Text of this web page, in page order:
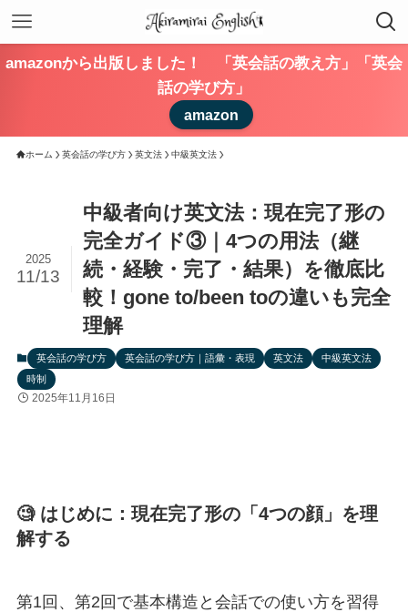
amazonから出版しました！ 「英会話の教え方」「英会
話の学び方」
amazon
ホーム 英会話の学び方 英文法 中級英文法
中級者向け英文法：現在完了形の
完全ガイド③｜4つの用法（継
続・経験・完了・結果）を徹底比
較！gone to/been toの違いも完全
理解
2025
11/13
英会話の学び方 英会話の学び方｜語彙・表現 英文法
中級英文法
時制
2025年11月16日
🧐 はじめに：現在完了形の「4つの顔」を理
解する
第1回、第2回で基本構造と会話での使い方を習得